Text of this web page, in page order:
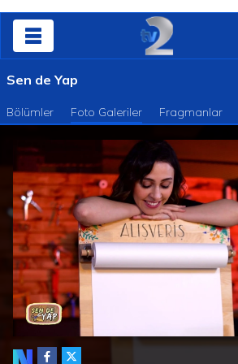
Sen de Yap
Bölümler Foto Galeriler Fragmanlar